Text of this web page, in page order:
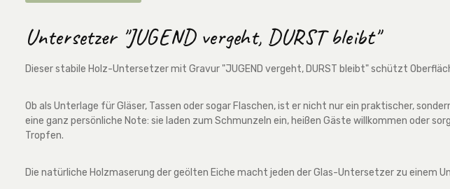
Untersetzer "JUGEND vergeht, DURST bleibt"
Dieser stabile Holz-Untersetzer mit Gravur "JUGEND vergeht, DURST bleibt" schützt
Ob als Unterlage für Gläser, Tassen oder sogar Flaschen, ist er nicht nur ein praktischer,
eine ganz persönliche Note: sie laden zum Schmunzeln ein, heißen Gäste willkommen oder
Tropfen.
Die natürliche Holzmaserung der geölten Eiche macht jeden der Glas-Untersetzer zu einem